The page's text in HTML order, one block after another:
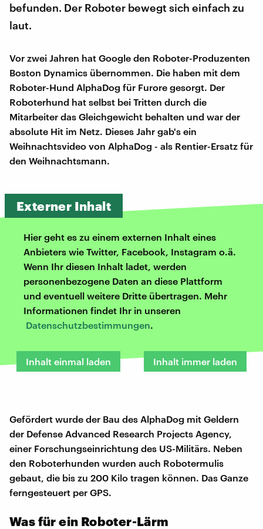
befunden. Der Roboter bewegt sich einfach zu
laut.
Vor zwei Jahren hat Google den Roboter-Produzenten
Boston Dynamics übernommen. Die haben mit dem
Roboter-Hund AlphaDog für Furore gesorgt. Der
Roboterhund hat selbst bei Tritten durch die
Mitarbeiter das Gleichgewicht behalten und war der
absolute Hit im Netz. Dieses Jahr gab's ein
Weihnachtsvideo von AlphaDog - als Rentier-Ersatz für
den Weihnachtsmann.
Externer Inhalt
Hier geht es zu einem externen Inhalt eines
Anbieters wie Twitter, Facebook, Instagram o.ä.
Wenn Ihr diesen Inhalt ladet, werden
personenbezogene Daten an diese Plattform
und eventuell weitere Dritte übertragen. Mehr
Informationen findet Ihr in unseren
Datenschutzbestimmungen.
Inhalt einmal laden Inhalt immer laden
Gefördert wurde der Bau des AlphaDog mit Geldern
der Defense Advanced Research Projects Agency,
einer Forschungseinrichtung des US-Militärs. Neben
den Roboterhunden wurden auch Robotermulis
gebaut, die bis zu 200 Kilo tragen können. Das Ganze
ferngesteuert per GPS.
Was für ein Roboter-Lärm